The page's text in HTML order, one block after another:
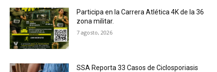
Participa en la Carrera Atlética 4K de la 36
zona militar.
7 agosto, 2026
SSA Reporta 33 Casos de Ciclosporiasis